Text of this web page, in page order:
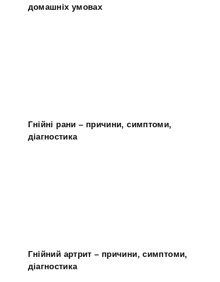
домашніх умовах
Гнійні рани – причини, симптоми,
діагностика
Гнійний артрит – причини, симптоми,
діагностика